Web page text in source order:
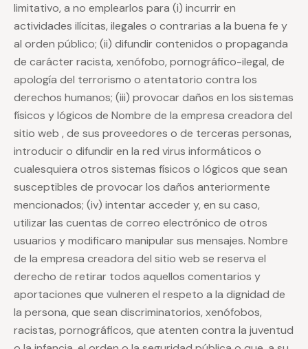
limitativo, a no emplearlos para (i) incurrir en
actividades ilícitas, ilegales o contrarias a la buena fe y
al orden público; (ii) difundir contenidos o propaganda
de carácter racista, xenófobo, pornográfico-ilegal, de
apología del terrorismo o atentatorio contra los
derechos humanos; (iii) provocar daños en los sistemas
físicos y lógicos de Nombre de la empresa creadora del
sitio web , de sus proveedores o de terceras personas,
introducir o difundir en la red virus informáticos o
cualesquiera otros sistemas físicos o lógicos que sean
susceptibles de provocar los daños anteriormente
mencionados; (iv) intentar acceder y, en su caso,
utilizar las cuentas de correo electrónico de otros
usuarios y modificaro manipular sus mensajes. Nombre
de la empresa creadora del sitio web se reserva el
derecho de retirar todos aquellos comentarios y
aportaciones que vulneren el respeto a la dignidad de
la persona, que sean discriminatorios, xenófobos,
racistas, pornográficos, que atenten contra la juventud